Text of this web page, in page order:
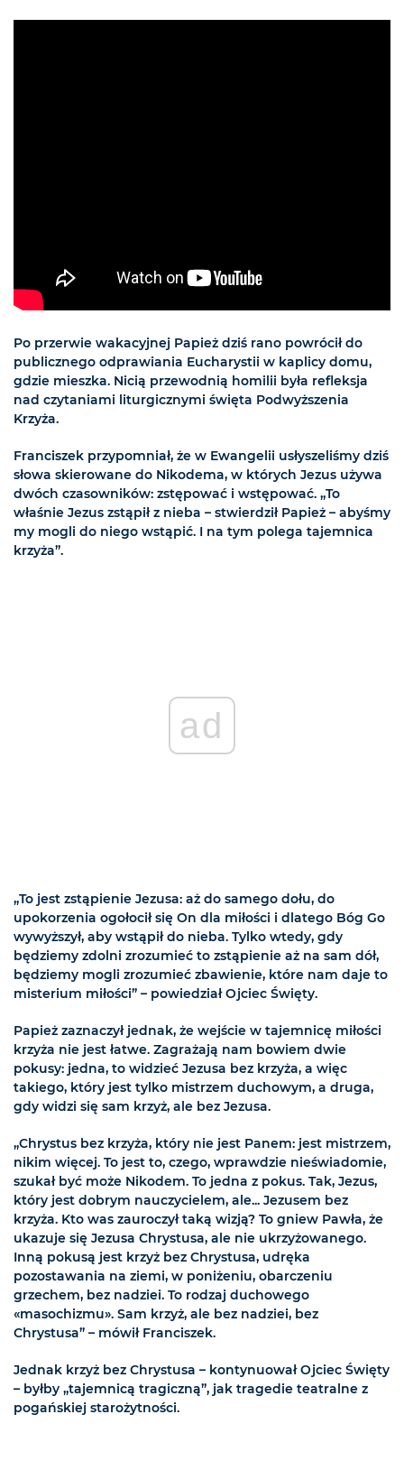
Po przerwie wakacyjnej Papież dziś rano powrócił do
publicznego odprawiania Eucharystii w kaplicy domu,
gdzie mieszka. Nicią przewodnią homilii była refleksja
nad czytaniami liturgicznymi święta Podwyższenia
Krzyża.
Franciszek przypomniał, że w Ewangelii usłyszeliśmy dziś
słowa skierowane do Nikodema, w których Jezus używa
dwóch czasowników: zstępować i wstępować. „To
właśnie Jezus zstąpił z nieba – stwierdził Papież – abyśmy
my mogli do niego wstąpić. I na tym polega tajemnica
krzyża”.
ad
„To jest zstąpienie Jezusa: aż do samego dołu, do
upokorzenia ogołocił się On dla miłości i dlatego Bóg Go
wywyższył, aby wstąpił do nieba. Tylko wtedy, gdy
będziemy zdolni zrozumieć to zstąpienie aż na sam dół,
będziemy mogli zrozumieć zbawienie, które nam daje to
misterium miłości” – powiedział Ojciec Święty.
Papież zaznaczył jednak, że wejście w tajemnicę miłości
krzyża nie jest łatwe. Zagrażają nam bowiem dwie
pokusy: jedna, to widzieć Jezusa bez krzyża, a więc
takiego, który jest tylko mistrzem duchowym, a druga,
gdy widzi się sam krzyż, ale bez Jezusa.
„Chrystus bez krzyża, który nie jest Panem: jest mistrzem,
nikim więcej. To jest to, czego, wprawdzie nieświadomie,
szukał być może Nikodem. To jedna z pokus. Tak, Jezus,
który jest dobrym nauczycielem, ale... Jezusem bez
krzyża. Kto was zauroczył taką wizją? To gniew Pawła, że
ukazuje się Jezusa Chrystusa, ale nie ukrzyżowanego.
Inną pokusą jest krzyż bez Chrystusa, udręka
pozostawania na ziemi, w poniżeniu, obarczeniu
grzechem, bez nadziei. To rodzaj duchowego
«masochizmu». Sam krzyż, ale bez nadziei, bez
Chrystusa” – mówił Franciszek.
Jednak krzyż bez Chrystusa – kontynuował Ojciec Święty
– byłby „tajemnicą tragiczną”, jak tragedie teatralne z
pogańskiej starożytności.